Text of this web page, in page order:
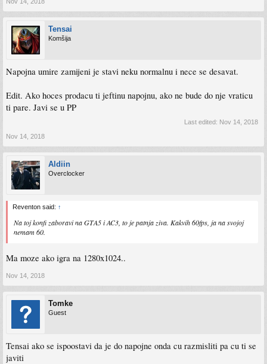
Tensai
Komšija
Napojna umire zamijeni je stavi neku normalnu i nece se desavat.
Edit. Ako hoces prodacu ti jeftinu napojnu, ako ne bude do nje vraticu
ti pare. Javi se u PP
Last edited: Nov 14, 2018
Nov 14, 2018
Aldiin
Overclocker
Reventon said: ↑
Na toj konfi zaboravi na GTA5 i AC3, to je patnja ziva. Kakvih 60fps, ja na svojoj
nemam 60.
Ma moze ako igra na 1280x1024..
Nov 14, 2018
Tomke
Guest
Tensai ako se ispoostavi da je do napojne onda cu razmisliti pa cu ti se
javiti